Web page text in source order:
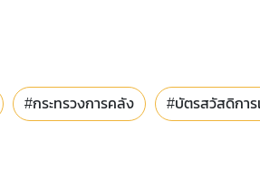
#กระทรวงการคลัง #บัตรสวัสดิกา